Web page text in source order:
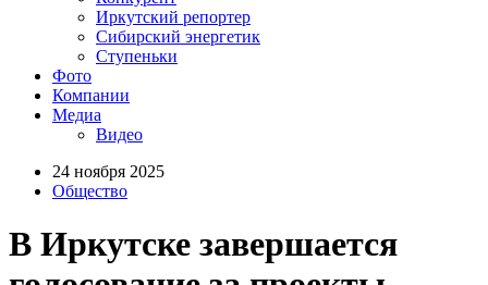
Иркутский репортер
Сибирский энергетик
Ступеньки
Фото
Компании
Медиа
Видео
24 ноября 2025
Общество
В Иркутске завершается